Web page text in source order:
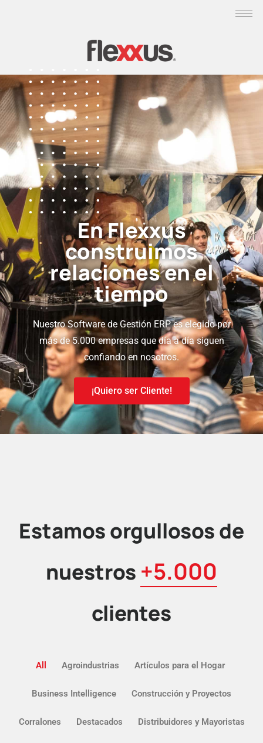
EnFlexxus
construimos
relaciones en el
tiempo
Nuestro Software de Gestión ERP es elegido por
más de 5.000 empresas que día a día siguen
confiando en nosotros.
¡Quiero ser Cliente!
Estamos orgullosos de
nuestros +5.000
clientes
All Agroindustrias Artículos para el Hogar
Business Intelligence Construcción y Proyectos
Corralones Destacados Distribuidores y Mayoristas